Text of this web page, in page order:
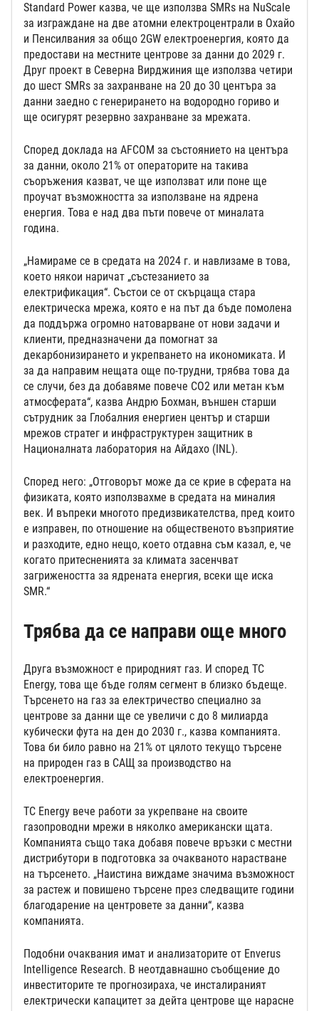
Standard Power казва, че ще използва SMRs на NuScale
за изграждане на две атомни електроцентрали в Охайо
и Пенсилвания за общо 2GW електроенергия, която да
предостави на местните центрове за данни до 2029 г.
Друг проект в Северна Вирджиния ще използва четири
до шест SMRs за захранване на 20 до 30 центъра за
данни заедно с генерирането на водородно гориво и
ще осигурят резервно захранване за мрежата.
Според доклада на AFCOM за състоянието на центъра
за данни, около 21% от операторите на такива
съоръжения казват, че ще използват или поне ще
проучат възможността за използване на ядрена
енергия. Това е над два пъти повече от миналата
година.
„Намираме се в средата на 2024 г. и навлизаме в това,
което някои наричат „състезанието за
електрификация“. Състои се от скърцаща стара
електрическа мрежа, която е на път да бъде помолена
да поддържа огромно натоварване от нови задачи и
клиенти, предназначени да помогнат за
декарбонизирането и укрепването на икономиката. И
за да направим нещата още по-трудни, трябва това да
се случи, без да добавяме повече CO2 или метан към
атмосферата“, казва Андрю Бохман, външен старши
сътрудник за Глобалния енергиен център и старши
мрежов стратег и инфраструктурен защитник в
Националната лаборатория на Айдахо (INL).
Според него: „Отговорът може да се крие в сферата на
физиката, която използвахме в средата на миналия
век. И въпреки многото предизвикателства, пред които
е изправен, по отношение на общественото възприятие
и разходите, едно нещо, което отдавна съм казал, е, че
когато притесненията за климата засенчват
загрижеността за ядрената енергия, всеки ще иска
SMR.“
Трябва да се направи още много
Друга възможност е природният газ. И според TC
Energy, това ще бъде голям сегмент в близко бъдеще.
Търсенето на газ за електричество специално за
центрове за данни ще се увеличи с до 8 милиарда
кубически фута на ден до 2030 г., казва компанията.
Това би било равно на 21% от цялото текущо търсене
на природен газ в САЩ за производство на
електроенергия.
TC Energy вече работи за укрепване на своите
газопроводни мрежи в няколко американски щата.
Компанията също така добавя повече връзки с местни
дистрибутори в подготовка за очакваното нарастване
на търсенето. „Наистина виждаме значима възможност
за растеж и повишено търсене през следващите години
благодарение на центровете за данни“, казва
компанията.
Подобни очаквания имат и анализаторите от Enverus
Intelligence Research. В неотдавнашно съобщение до
инвеститорите те прогнозираха, че инсталираният
електрически капацитет за дейта центрове ще нарасне